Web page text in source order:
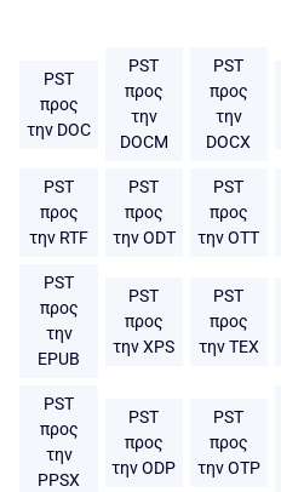
PST
προς
την DOC
PST
προς
την
DOCM
PST
προς
την
DOCX
PST
προς
την RTF
PST
προς
την ODT
PST
προς
την OTT
PST
προς
την
EPUB
PST
προς
την XPS
PST
προς
την TEX
PST
προς
την
PPSX
PST
προς
την ODP
PST
προς
την OTP